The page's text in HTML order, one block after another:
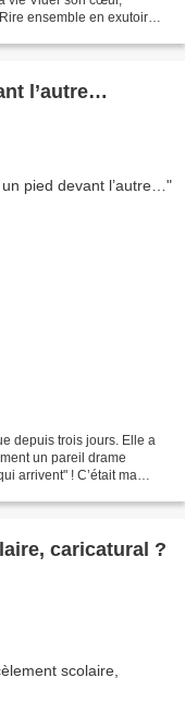
ensemble en exutoire
l’autre…
depuis trois jours. Elle a
un pareil drame
arrivent" ! C’était ma
caricatural ?